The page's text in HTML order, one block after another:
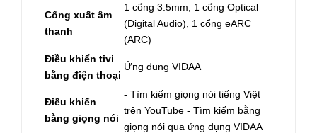
Cổng xuất âm
thanh
1 cổng 3.5mm, 1 cổng Optical
(Digital Audio), 1 cổng eARC
(ARC)
Điều khiển tivi
bằng điện thoại
Ứng dụng VIDAA
Điều khiển
bằng giọng nói
- Tìm kiếm giọng nói tiếng Việt
trên YouTube - Tìm kiếm bằng
giọng nói qua ứng dụng VIDAA